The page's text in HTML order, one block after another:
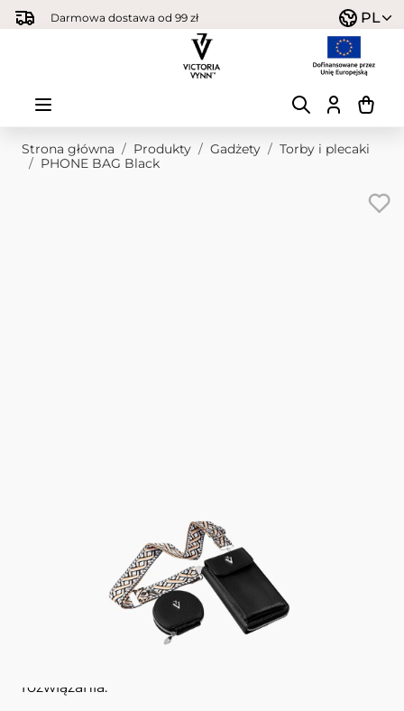
Przejdź do treści
Darmowa dostawa od 99 zł PL
Strona główna / Produkty / Gadżety / Torby i plecaki
/ PHONE BAG Black
PHONE BAG VICTORIA VYNN
Funkcjonalna mini torebka na telefon i drobiazgi.
Idealna na każdą okazję jako stylowy dodatek dla
rozwiązania.